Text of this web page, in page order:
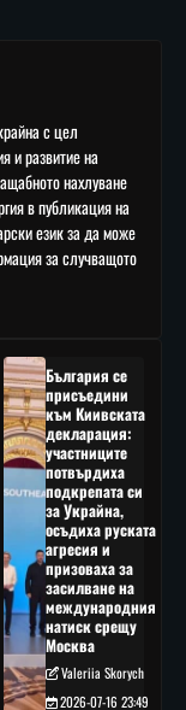
с цел
и развитие на
нахлуване
в публикация на
език за да може
за случващото
България се
присъедини
към Киивската
декларация:
участниците
потвърдиха
подкрепата си
за Украйна,
осъдиха руската
агресия и
призоваха за
засилване на
международния
натиск срещу
Москва
Valeriia Skorych
2026-07-16 23:49